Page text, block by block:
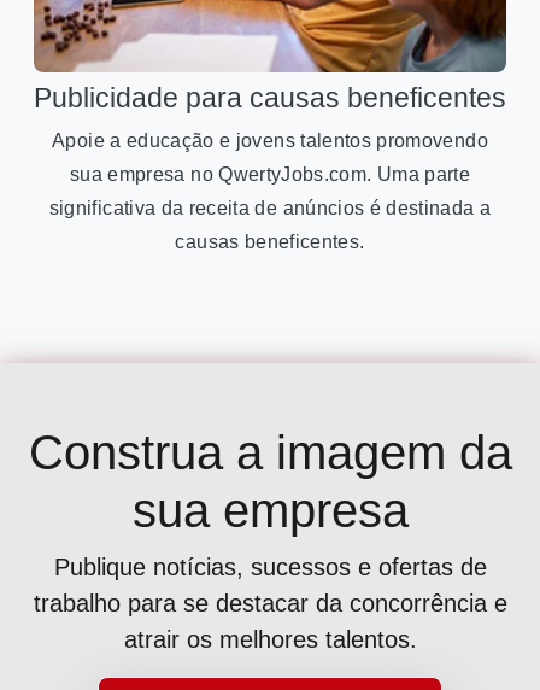
Publicidade para causas beneficentes
Apoie a educação e jovens talentos promovendo
sua empresa no QwertyJobs.com. Uma parte
significativa da receita de anúncios é destinada a
causas beneficentes.
Construa a imagem da
sua empresa
Publique notícias, sucessos e ofertas de
trabalho para se destacar da concorrência e
atrair os melhores talentos.